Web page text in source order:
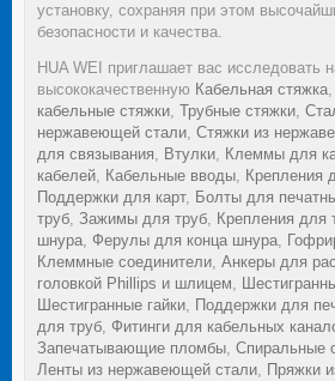
установку, сохраняя при этом
безопасности и качества.
HUA WEI приглашает вас исследовать
высококачественную Кабельная стяжка,
кабельные стяжки, Трубные стяжки,
нержавеющей стали, Стяжки из
для связывания, Втулки, Клеммы для
кабелей, Кабельные вводы, Крепления
Поддержки для карт, Болты для
труб, Зажимы для труб, Крепления для
шнура, Ферулы для конца шнура,
Клеммные соединители, Анкеры для
головкой Phillips и шлицем,
Шестигранные гайки, Поддержки для
для труб, Фитинги для кабельных
Запечатывающие пломбы, Спиральные
Ленты из нержавеющей стали, Пряжки